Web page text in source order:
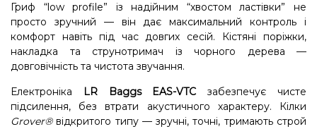
Гриф “low profile” із надійним “хвостом ластівки” не
просто зручний — він дає максимальний контроль і
комфорт навіть під час довгих сесій. Кістяні поріжки,
накладка та струнотримач із чорного дерева —
довговічність та чистота звучання.
Електроніка
LR Baggs EAS-VTC забезпечує чисте
підсилення, без втрати акустичного характеру. Кілки
Grover®відкритого типу — зручні, точні, тримають строй